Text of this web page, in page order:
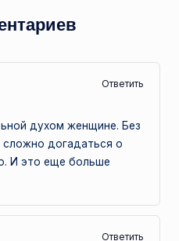
Ответить
духом женщине. Без
догадаться о
И это еще больше
Ответить